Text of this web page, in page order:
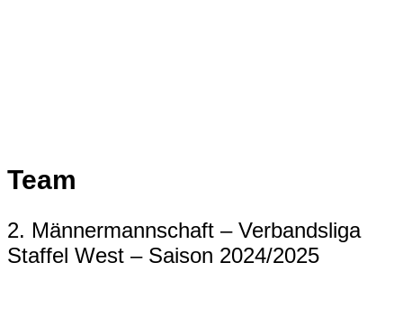
Team
2. Männermannschaft – Verbandsliga
Staffel West – Saison 2024/2025